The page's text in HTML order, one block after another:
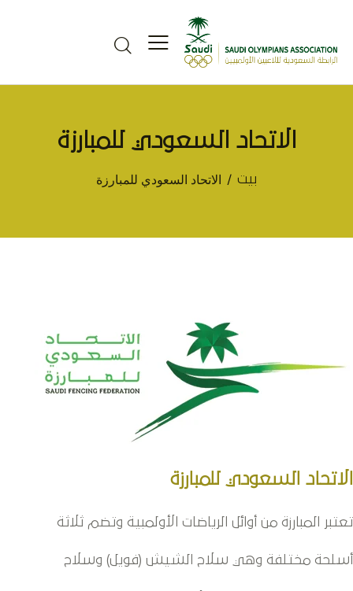
الاتحاد السعودي للمبارزة
بيت الاتحاد السعودي للمبارزة
الاتحاد السعودي للمبارزة
تعتبر المبارزة من أوائل الرياضات الأولمبية وتضم ثلاثة
أسلحة مختلفة وهي سلاح الشيش (فويل) وسلاح